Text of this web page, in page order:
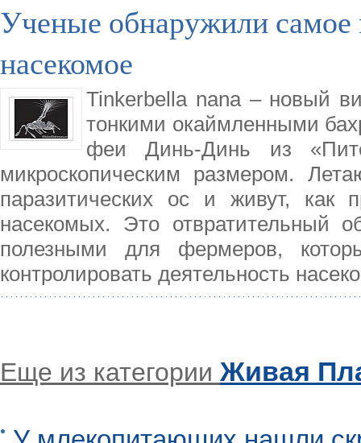
Ученые обнаружили самое
насекомое
Tinkerbella nana – новый
тонкими окаймленными
феи Динь-Динь из
микроскопическим размером.
паразитических ос и живут, как
насекомых. Это отвратительный
полезными для фермеров,
контролировать деятельность
Еще из категории Живая